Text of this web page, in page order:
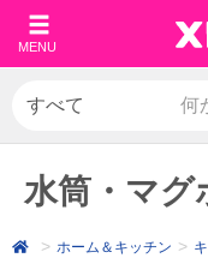
MENU
水筒・マグ
ホーム＆キッチン